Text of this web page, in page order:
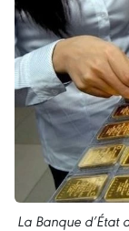
La Banque d’État